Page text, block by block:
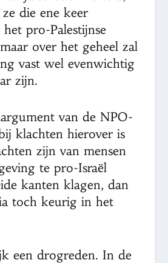
die ene keer
pro-Palestijnse
over het geheel zal
vast wel evenwichtig
zijn.
van de NPO-
klachten hierover is
zijn van mensen
te pro-Israël
kanten klagen, dan
toch keurig in het
een drogreden. In de